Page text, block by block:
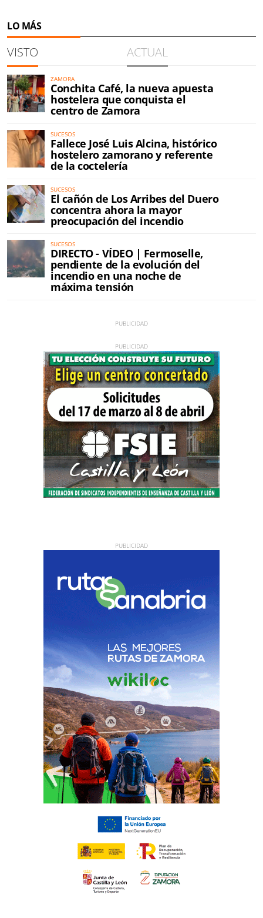
LO MÁS
VISTO ACTUAL
ZAMORA
Conchita Café, la nueva apuesta
hostelera que conquista el
centro de Zamora
SUCESOS
Fallece José Luis Alcina, histórico
hostelero zamorano y referente
de la coctelería
SUCESOS
El cañón de Los Arribes del Duero
concentra ahora la mayor
preocupación del incendio
SUCESOS
DIRECTO - VÍDEO | Fermoselle,
pendiente de la evolución del
incendio en una noche de
máxima tensión